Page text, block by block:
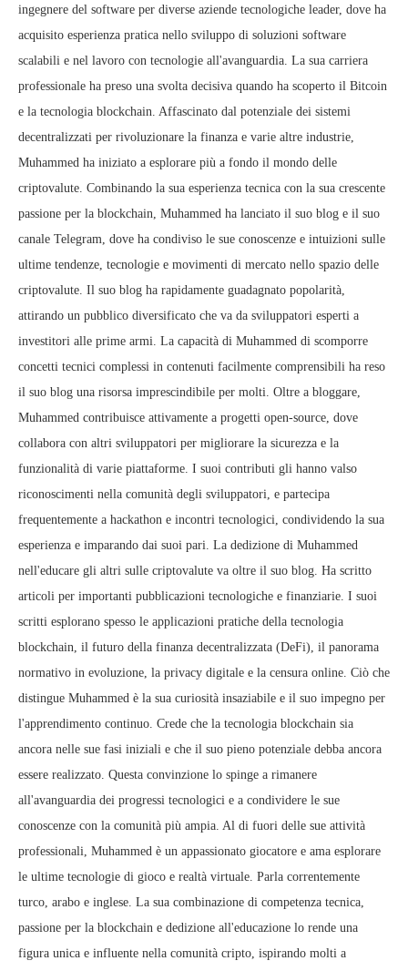
ingegnere del software per diverse aziende tecnologiche leader, dove ha
acquisito esperienza pratica nello sviluppo di soluzioni software
scalabili e nel lavoro con tecnologie all'avanguardia. La sua carriera
professionale ha preso una svolta decisiva quando ha scoperto il Bitcoin
e la tecnologia blockchain. Affascinato dal potenziale dei sistemi
decentralizzati per rivoluzionare la finanza e varie altre industrie,
Muhammed ha iniziato a esplorare più a fondo il mondo delle
criptovalute. Combinando la sua esperienza tecnica con la sua crescente
passione per la blockchain, Muhammed ha lanciato il suo blog e il suo
canale Telegram, dove ha condiviso le sue conoscenze e intuizioni sulle
ultime tendenze, tecnologie e movimenti di mercato nello spazio delle
criptovalute. Il suo blog ha rapidamente guadagnato popolarità,
attirando un pubblico diversificato che va da sviluppatori esperti a
investitori alle prime armi. La capacità di Muhammed di scomporre
concetti tecnici complessi in contenuti facilmente comprensibili ha reso
il suo blog una risorsa imprescindibile per molti. Oltre a bloggare,
Muhammed contribuisce attivamente a progetti open-source, dove
collabora con altri sviluppatori per migliorare la sicurezza e la
funzionalità di varie piattaforme. I suoi contributi gli hanno valso
riconoscimenti nella comunità degli sviluppatori, e partecipa
frequentemente a hackathon e incontri tecnologici, condividendo la sua
esperienza e imparando dai suoi pari. La dedizione di Muhammed
nell'educare gli altri sulle criptovalute va oltre il suo blog. Ha scritto
articoli per importanti pubblicazioni tecnologiche e finanziarie. I suoi
scritti esplorano spesso le applicazioni pratiche della tecnologia
blockchain, il futuro della finanza decentralizzata (DeFi), il panorama
normativo in evoluzione, la privacy digitale e la censura online. Ciò che
distingue Muhammed è la sua curiosità insaziabile e il suo impegno per
l'apprendimento continuo. Crede che la tecnologia blockchain sia
ancora nelle sue fasi iniziali e che il suo pieno potenziale debba ancora
essere realizzato. Questa convinzione lo spinge a rimanere
all'avanguardia dei progressi tecnologici e a condividere le sue
conoscenze con la comunità più ampia. Al di fuori delle sue attività
professionali, Muhammed è un appassionato giocatore e ama esplorare
le ultime tecnologie di gioco e realtà virtuale. Parla correntemente
turco, arabo e inglese. La sua combinazione di competenza tecnica,
passione per la blockchain e dedizione all'educazione lo rende una
figura unica e influente nella comunità cripto, ispirando molti a